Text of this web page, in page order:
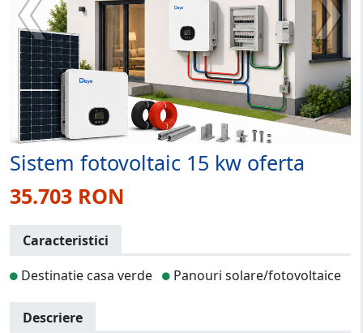
Sistem fotovoltaic 15 kw oferta
35.703 RON
Caracteristici
Destinatie casa verde
Panouri solare/fotovoltaice
Descriere